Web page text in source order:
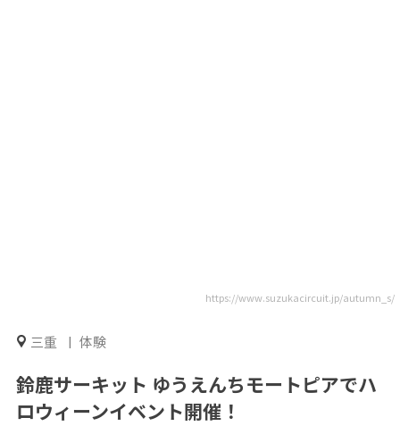
https://www.suzukacircuit.jp/autumn_s/
三重 体験
鈴鹿サーキット ゆうえんちモートピアでハ
ロウィーンイベント開催！